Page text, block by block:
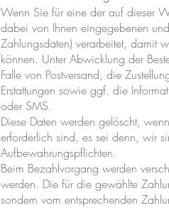
Wenn Sie für eine der auf dieser
dabei von Ihnen eingegebenen
Zahlungsdaten) verarbeitet, damit
können. Unter Abwicklung der
Falle von Postversand, die
Erstattungen sowie ggf. die
oder SMS.
Diese Daten werden gelöscht,
erforderlich sind, es sei denn, wir
Aufbewahrungspflichten.
Beim Bezahlvorgang werden
werden. Die für die gewählte
sondern vom entsprechenden